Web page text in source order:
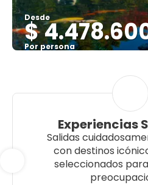
Desde
$
Por persona
Experiencias
Salidas
con destinos
seleccionados